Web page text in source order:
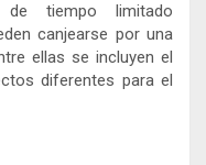
tiempo limitado
canjearse por una
ellas se incluyen el
diferentes para el